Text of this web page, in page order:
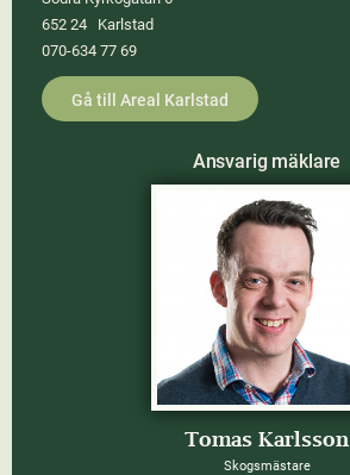
652 24 Karlstad
070-634 77 69
Gå till Areal Karlstad
Ansvarig mäklare
Tomas Karlsson
Skogsmästare